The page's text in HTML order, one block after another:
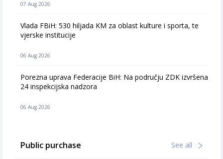
07 Aug 2026
Vlada FBiH: 530 hiljada KM za oblast kulture i sporta, te
vjerske institucije
06 Aug 2026
Porezna uprava Federacije BiH: Na području ZDK izvršena
24 inspekcijska nadzora
06 Aug 2026
Public purchase See all